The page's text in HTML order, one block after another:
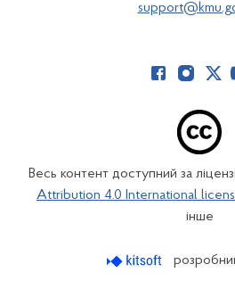
Весь контент доступний за
Attribution 4.0 International
інше